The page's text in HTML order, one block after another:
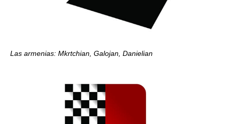
Las armenias: Mkrtchian, Galojan, Danielian